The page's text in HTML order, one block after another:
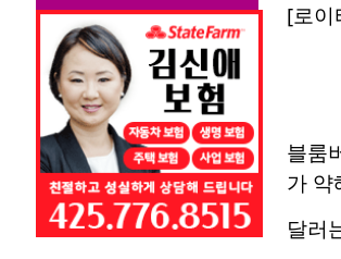
[로이
블룸
가 약
달러